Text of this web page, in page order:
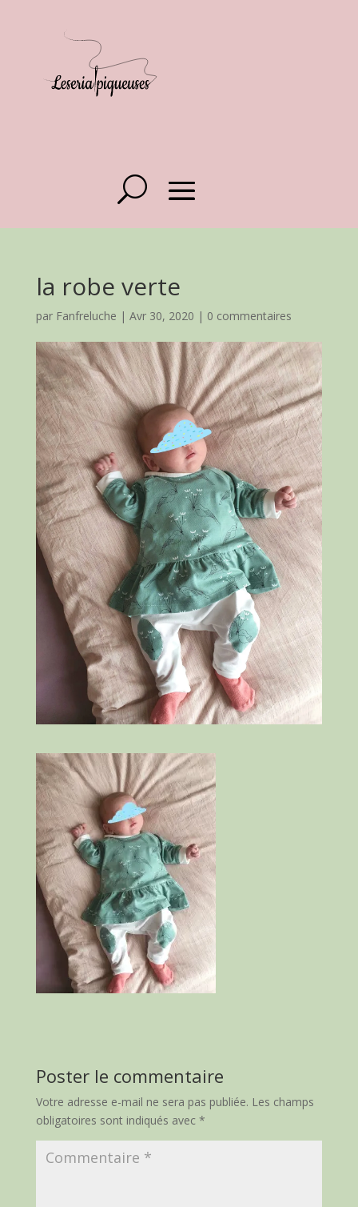
la robe verte
par Fanfreluche | Avr 30, 2020 | 0 commentaires
Poster le commentaire
Votre adresse e-mail ne sera pas publiée. Les champs
obligatoires sont indiqués avec *